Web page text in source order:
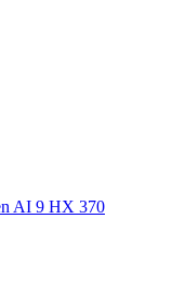
AI 9 HX 370